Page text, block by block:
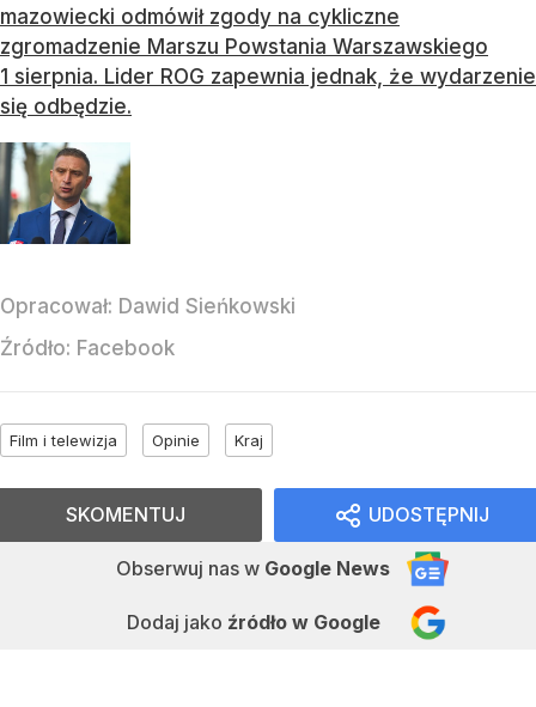
mazowiecki odmówił zgody na cykliczne
zgromadzenie Marszu Powstania Warszawskiego
1 sierpnia. Lider ROG zapewnia jednak, że wydarzenie
się odbędzie.
Opracował: Dawid Sieńkowski
Źródło: Facebook
Film i telewizja Opinie Kraj
UDOSTĘPNIJ
Obserwuj nas w Google News
Dodaj jako źródło w Google
SKOMENTUJ